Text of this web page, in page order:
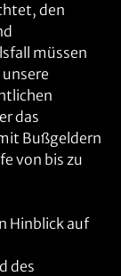
den
müssen
das
Bußgeldern
von bis zu
Hinblick auf
des